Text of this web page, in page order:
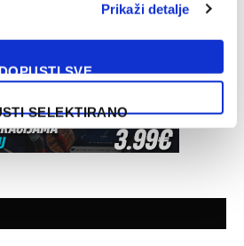
Prikaži detalje
SVE
SELEKTIRANO